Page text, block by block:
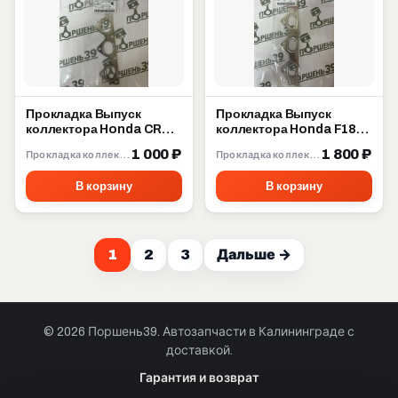
Прокладка Выпуск
коллектора Honda CRV
003
1 000 ₽
В корзину
Прокладка Выпуск
коллектора Honda F18A
004
1 800 ₽
В корзину
1 2 3 Дальше →
© 2026 Поршень39. Автозапчасти в Калининграде с
доставкой.
Гарантия и возврат
+7 901 390 0 390